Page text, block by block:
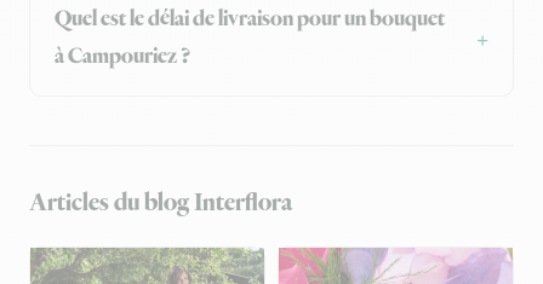
Quel est le délai de livraison pour un bouquet
à Campouriez ?
Articles du blog Interflora